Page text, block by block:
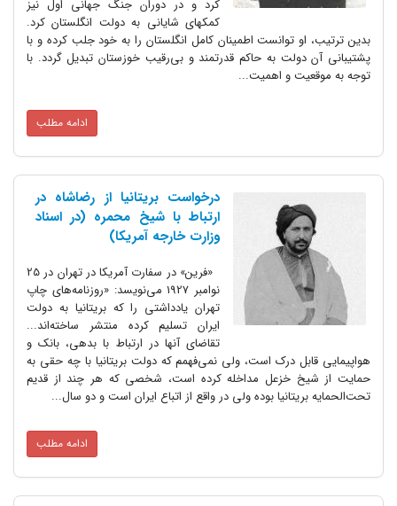
کرد و در دوران جنگ جهانی اول نیز
کمکهای شایانی به دولت انگلستان کرد.
بدین ترتیب، او توانست اطمینان کامل انگلستان را به خود جلب کرده و با
پشتیبانی آن دولت به حاکم قدرتمند و بی‌رقیب خوزستان تبدیل گردد. با
توجه به موقعیت و اهمیت...
ادامه مطلب
درخواست بریتانیا از رضاشاه در
ارتباط با شیخ محمره (در اسناد
وزارت خارجه آمریکا)
«فرین» در سفارت آمریکا در تهران در 25
نوامبر 1927 می‌نویسد: «روزنامه‌های چاپ
تهران یادداشتی را که بریتانیا به دولت
ایران تسلیم کرده منتشر ساخته‌اند...
تقاضای آنها در ارتباط با بدهی، بانک و
هواپیمایی قابل درک است، ولی نمی‌فهمم که دولت بریتانیا با چه حقی به
حمایت از شیخ خزعل مداخله کرده است، شخصی که هر چند از قدیم
تحت‌الحمایه بریتانیا بوده ولی در واقع از اتباع ایران است و دو سال...
ادامه مطلب